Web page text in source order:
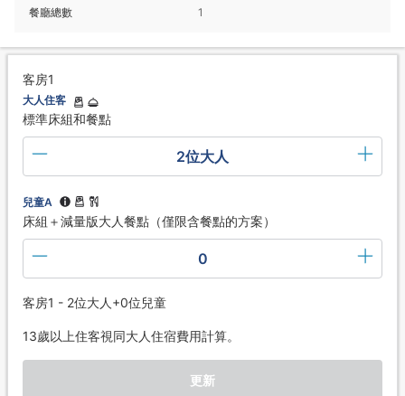
餐廳總數 1
客房1
大人住客
標準床組和餐點
2位大人
兒童A
床組＋減量版大人餐點（僅限含餐點的方案）
0
客房1 - 2位大人+0位兒童
13歲以上住客視同大人住宿費用計算。
更新